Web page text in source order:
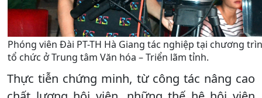
Phóng viên Đài PT-TH Hà Giang tác nghiệp tại chương
tổ chức ở Trung tâm Văn hóa – Triển lãm tỉnh.
Thực tiễn chứng minh, từ công tác nâng cao